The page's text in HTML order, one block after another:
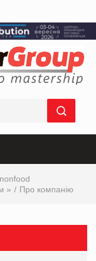
» Про компанію